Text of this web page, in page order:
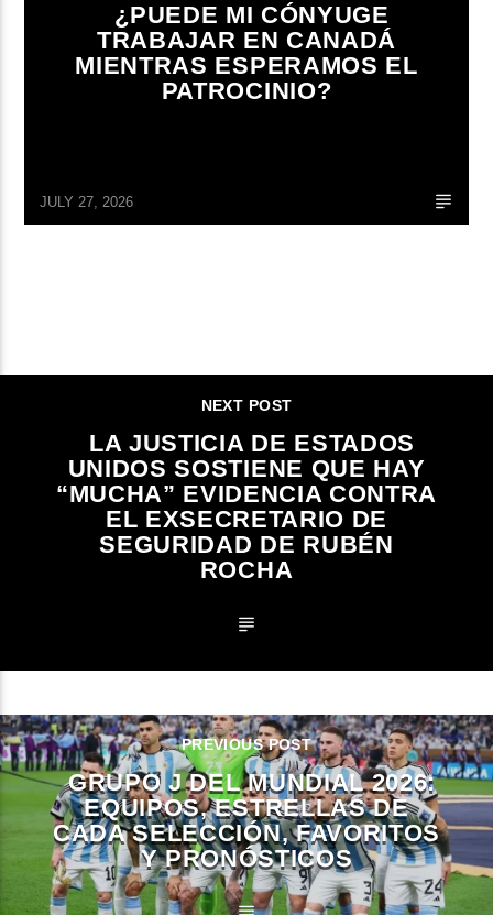
¿PUEDE MI CÓNYUGE
TRABAJAR EN CANADÁ
MIENTRAS ESPERAMOS EL
PATROCINIO?
JULY 27, 2026
NEXT POST
LA JUSTICIA DE ESTADOS
UNIDOS SOSTIENE QUE HAY
“MUCHA” EVIDENCIA CONTRA
EL EXSECRETARIO DE
SEGURIDAD DE RUBÉN
ROCHA
PREVIOUS POST
GRUPO J DEL MUNDIAL 2026:
EQUIPOS, ESTRELLAS DE
CADA SELECCIÓN, FAVORITOS
Y PRONÓSTICOS